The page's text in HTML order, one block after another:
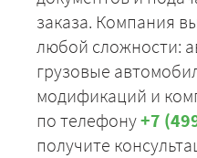
заказа. Компания
любой сложности:
грузовые
модификаций и
по телефону+7
получите